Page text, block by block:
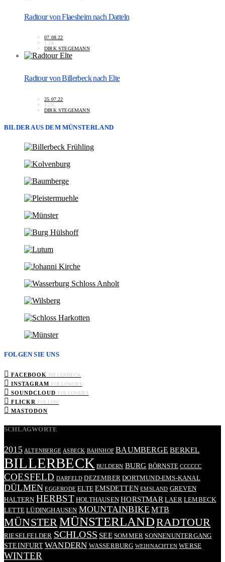
Radtour von Flaesheim nach Datteln
07.08.22
1.2K
DIRK STEGEMANN
Radtour von Billerbeck nach Elte
25.07.22
1.2K
DIRK STEGEMANN
BILDER AUS DEM MÜNSTERLAND
FOLGEN SIE UNS
FACEBOOK BILLERBECK
INSTAGRAM FOLLOWERS
SOUNDCLOUD FOLLOWERS
FLICKR FOLLOW
MASTODON
SCHLAGWORTE
2015 ALTENBERGE ASBECK BAHNHOF BAUMBERGE BERKEL
BILLERBECK BULDERN BURG BÖRNSTE CCCCCC
COESFELD DARFELD DEZEMBER DORTMUND-EMS-KANAL
DÜLMEN EGGERODE ELTE EMSDETTEN EMSLAND GREVEN
HALTERN HERBST HOLTHAUSEN HORSTMAR LAER LEMBECK
LETTE LÜDINGHAUSEN MOUNTAINBIKE MTB
MÜNSTERMÜNSTERLANDRADTOUR
RIESELFELDER SCHLOSS SEE SOMMER SONNENUNTERGANG
STEINFURT WANDERN WASSERBURG WEIHNACHTEN WERSE
WINTER